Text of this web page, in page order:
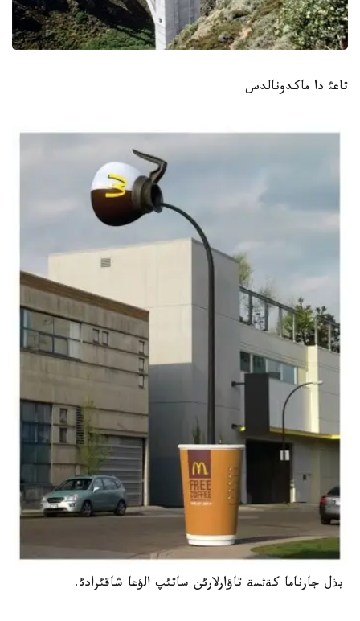
تاعئ دا ماكدونالدس
بذل جارناما كةثسة تاؤارلارئن ساتئپ الؤعا شاقئرادئ.